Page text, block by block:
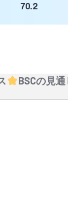
70.2
BSCの見通